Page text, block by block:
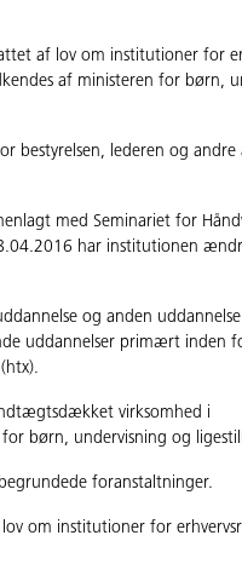
af lov om institutioner for
af ministeren for børn,
bestyrelsen, lederen og andre
med Seminariet for
har institutionen
og anden
uddannelser primært inden
virksomhed i
børn, undervisning og
foranstaltninger.
om institutioner for